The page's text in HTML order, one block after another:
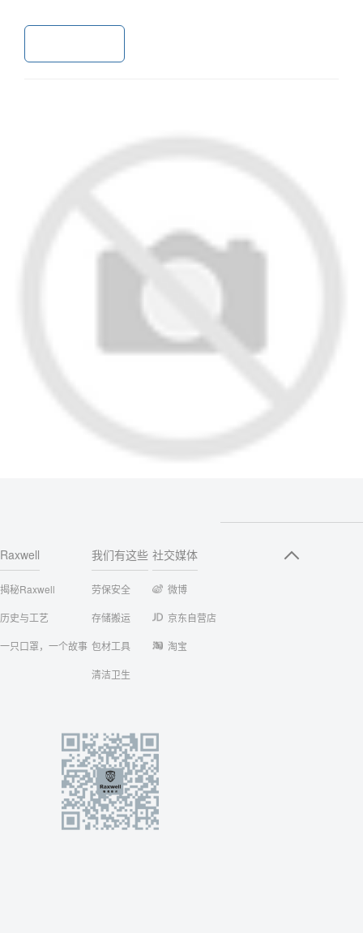
Raxwell
揭秘Raxwell
历史与工艺
一只口罩，一个故事
我们有这些
劳保安全
存储搬运
包材工具
清洁卫生
社交媒体
微博
京东自营店
淘宝